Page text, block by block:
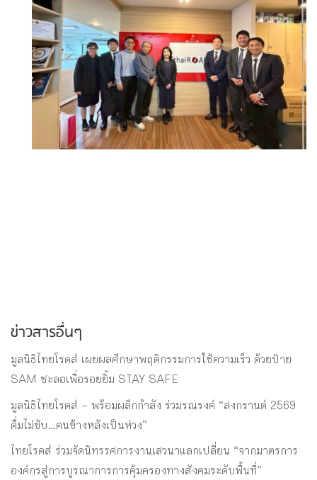
ข่าวสารอื่นๆ
มูลนิธิไทยโรดส์ เผยผลศึกษาพฤติกรรมการใช้ความเร็ว ด้วยป้าย
SAM ชะลอเพื่อรอยยิ้ม STAY SAFE
มูลนิธิไทยโรดส์ – พร้อมผลึกกำลัง ร่วมรณรงค์ “สงกรานต์ 2569
ดื่มไม่ขับ…คนข้างหลังเป็นห่วง”
ไทยโรดส์ ร่วมจัดนิทรรศการงานเสวนาแลกเปลี่ยน “จากมาตรการ
องค์กรสู่การบูรณาการการคุ้มครองทางสังคมระดับพื้นที่”